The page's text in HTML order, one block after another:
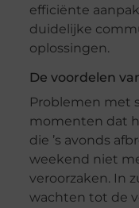
efficiënte
duidelijke
oplossingen.
De voordelen
Problemen met
momenten dat
die ’s avonds
weekend niet
veroorzaken. In
wachten tot de